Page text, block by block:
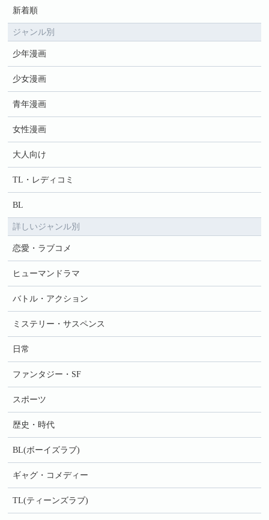
新着順
ジャンル別
少年漫画
少女漫画
青年漫画
女性漫画
大人向け
TL・レディコミ
BL
詳しいジャンル別
恋愛・ラブコメ
ヒューマンドラマ
バトル・アクション
ミステリー・サスペンス
日常
ファンタジー・SF
スポーツ
歴史・時代
BL(ボーイズラブ)
ギャグ・コメディー
TL(ティーンズラブ)